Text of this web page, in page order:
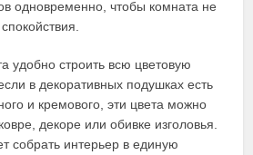
одновременно, чтобы комната не
удобно строить всю цветовую
в декоративных подушках есть
и кремового, эти цвета можно
декоре или обивке изголовья.
собрать интерьер в единую